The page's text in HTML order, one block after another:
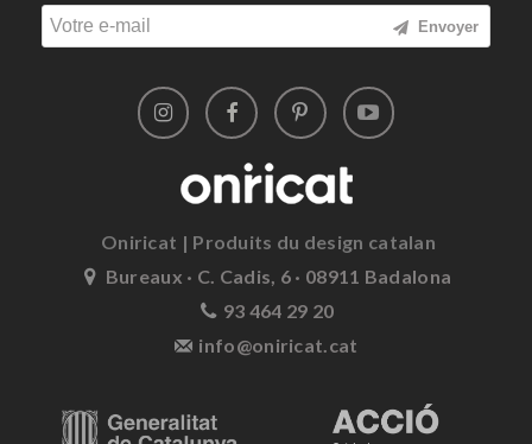
Envoyer
Oniricat | Produits du design catalan
Bureaux · C. Cadis, 6 · 08911 Badalona
93 464 29 20
info@oniricat.cat